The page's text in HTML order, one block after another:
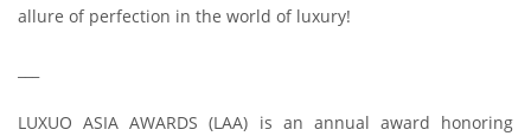
allure of perfection in the world of luxury!
LUXUO ASIA AWARDS (LAA) is an annual award honoring